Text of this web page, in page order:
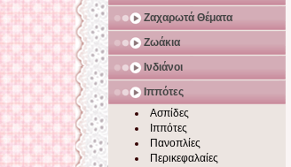
Ζαχαρωτά Θέματα
Ζωάκια
Ινδιάνοι
Ιππότες
Ασπίδες
Ιππότες
Πανοπλίες
Περικεφαλαίες